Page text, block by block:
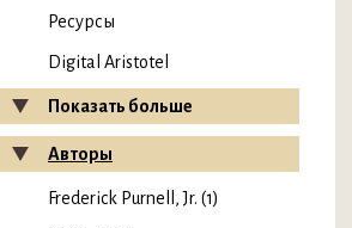
Ресурсы
Digital Aristotel
Показать больше
Авторы
Frederick Purnell, Jr. (1)